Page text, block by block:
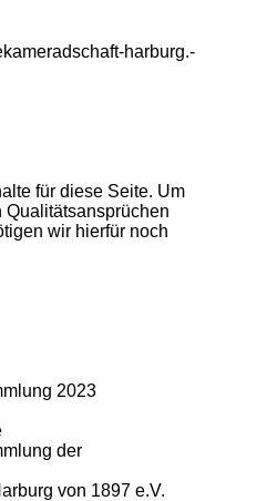
­harburg.­
für diese Seite. Um
wir hierfür noch
2023
der
von 1897 e.V.